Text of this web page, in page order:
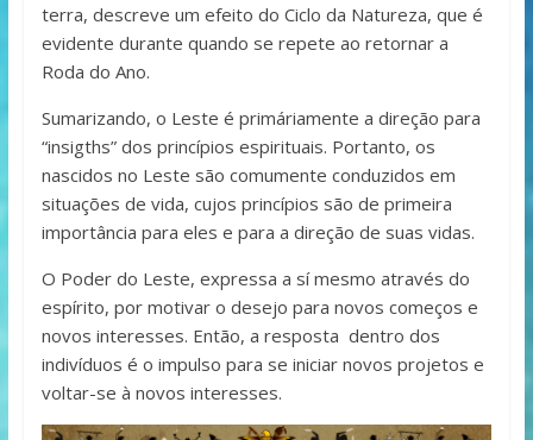
terra, descreve um efeito do Ciclo da Natureza, que é
evidente durante quando se repete ao retornar a
Roda do Ano.
Sumarizando, o Leste é primáriamente a direção para
“insigths” dos princípios espirituais. Portanto, os
nascidos no Leste são comumente conduzidos em
situações de vida, cujos princípios são de primeira
importância para eles e para a direção de suas vidas.
O Poder do Leste, expressa a sí mesmo através do
espírito, por motivar o desejo para novos começos e
novos interesses. Então, a resposta dentro dos
indivíduos é o impulso para se iniciar novos projetos e
voltar-se à novos interesses.